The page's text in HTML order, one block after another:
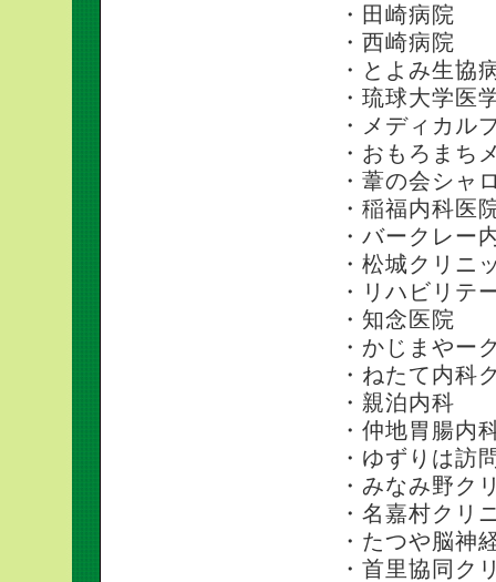
・田崎病院
・西崎病院
・とよみ生協
・琉球大学医
・メディカル
・おもろまち
・葦の会シャ
・稲福内科医
・バークレー
・松城クリニ
・リハビリテ
・知念医院
・かじまやー
・ねたて内科
・親泊内科
・仲地胃腸内
・ゆずりは訪
・みなみ野ク
・名嘉村クリ
・たつや脳神
・首里協同ク